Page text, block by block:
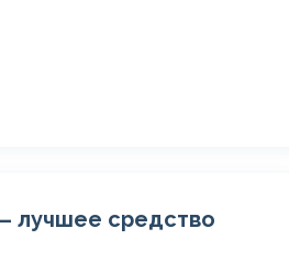
лучшее средство